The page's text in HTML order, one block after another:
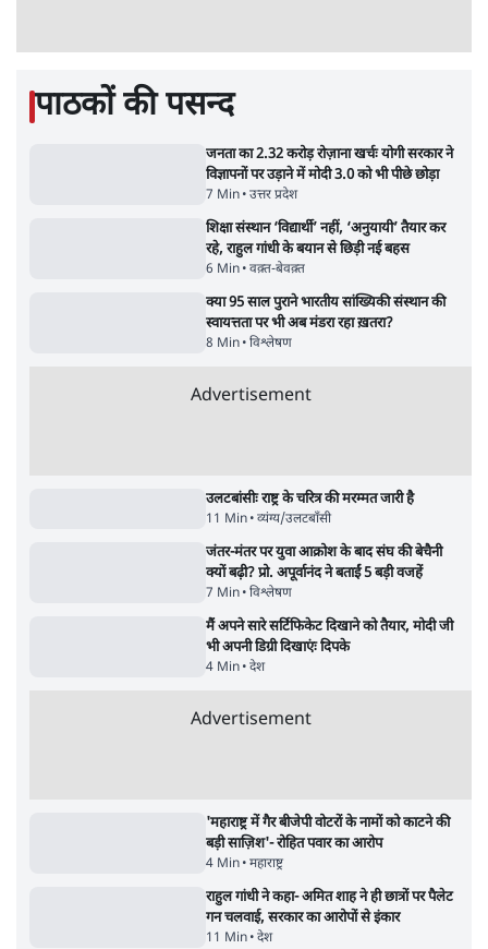
पाठकों की पसन्द
जनता का 2.32 करोड़ रोज़ाना खर्चः योगी सरकार ने
विज्ञापनों पर उड़ाने में मोदी 3.0 को भी पीछे छोड़ा
7 Min• उत्तर प्रदेश
शिक्षा संस्थान ‘विद्यार्थी’ नहीं, ‘अनुयायी’ तैयार कर
रहे, राहुल गांधी के बयान से छिड़ी नई बहस
6 Min• वक़्त-बेवक़्त
क्या 95 साल पुराने भारतीय सांख्यिकी संस्थान की
स्वायत्तता पर भी अब मंडरा रहा ख़तरा?
8 Min• विश्लेषण
Advertisement
उलटबांसीः राष्ट्र के चरित्र की मरम्मत जारी है
11 Min• व्यंग्य/उलटबाँसी
जंतर-मंतर पर युवा आक्रोश के बाद संघ की बेचैनी
क्यों बढ़ी? प्रो. अपूर्वानंद ने बताईं 5 बड़ी वजहें
7 Min• विश्लेषण
मैं अपने सारे सर्टिफिकेट दिखाने को तैयार, मोदी जी
भी अपनी डिग्री दिखाएंः दिपके
4 Min• देश
Advertisement
'महाराष्ट्र में गैर बीजेपी वोटरों के नामों को काटने की
बड़ी साज़िश'- रोहित पवार का आरोप
4 Min• महाराष्ट्र
राहुल गांधी ने कहा- अमित शाह ने ही छात्रों पर पैलेट
गन चलवाई, सरकार का आरोपों से इंकार
11 Min• देश